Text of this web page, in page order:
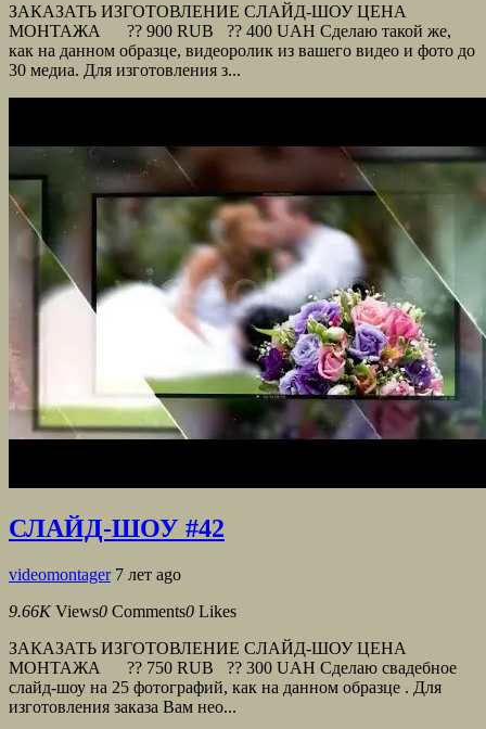
ЗАКАЗАТЬ ИЗГОТОВЛЕНИЕ СЛАЙД-ШОУ ЦЕНА
МОНТАЖА ?? 900 RUB ?? 400 UAH Сделаю такой же,
как на данном образце, видеоролик из вашего видео и фото до
30 медиа. Для изготовления з...
СЛАЙД-ШОУ #42
videomontager 7 лет ago
9.66K Views0 Comments0 Likes
ЗАКАЗАТЬ ИЗГОТОВЛЕНИЕ СЛАЙД-ШОУ ЦЕНА
МОНТАЖА ?? 750 RUB ?? 300 UAH Сделаю свадебное
слайд-шоу на 25 фотографий, как на данном образце . Для
изготовления заказа Вам нео...